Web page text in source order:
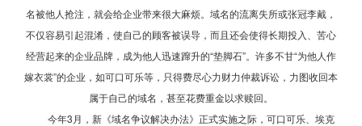
名被他人抢注，就会给企业带来很大麻烦。域名的流离失所或张冠李戴，
不仅容易引起混淆，使自己的顾客被误导，而且还会使得长期投入、苦心
经营起来的企业品牌，成为他人迅速蹿升的“垫脚石”。许多不甘“为他人作
嫁衣裳”的企业，如可口可乐等，只得费尽心力财力仲裁诉讼，力图收回本
属于自己的域名，甚至花费重金以求赎回。
今年3月，新《域名争议解决办法》正式实施之际，可口可乐、埃克